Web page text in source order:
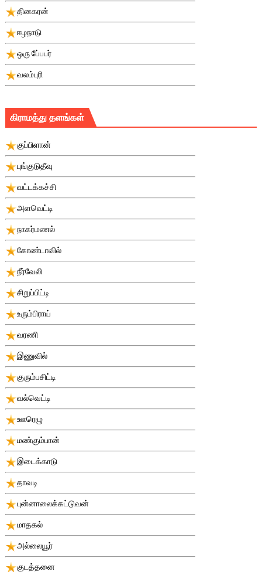
தினகரன்
ஈழநாடு
ஒரு பே்பபர்
வலம்புரி
கிராமத்து தளங்கள்
குப்பிளான்
புங்குடுதீவு
வட்டக்கச்சி
அளவெட்டி
நாகர்மணல்
கோண்டாவில்
நீர்வேலி
சிறுப்பிட்டி
உரும்பிராய்
வரணி
இணுவில்
குரும்பசிட்டி
வல்வெட்டி
ஊரெழு
மண்கும்பான்
இடைக்காடு
தாவடி
புன்னாலைக்கட்டுவன்
மாதகல்
அல்லையூர்
குடத்தனை